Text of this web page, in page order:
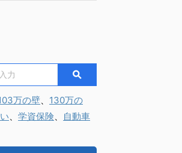
万の壁
130万の
学資保険
自動車